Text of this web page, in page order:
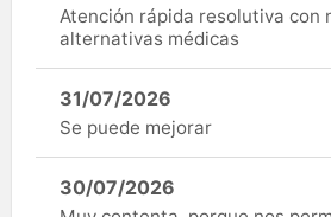
Atención rápida resolutiva con
alternativas médicas
31/07/2026
Se puede mejorar
30/07/2026